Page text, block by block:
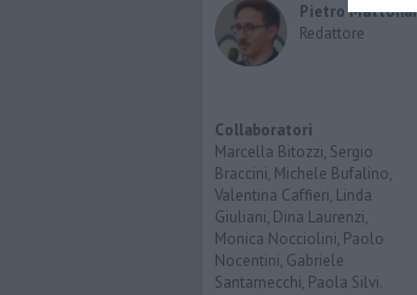
Pietro Mattonai
Redattore
Collaboratori
Marcella Bitozzi, Sergio
Braccini, Michele Bufalino,
Valentina Caffieri, Linda
Giuliani, Dina Laurenzi,
Monica Nocciolini, Paolo
Nocentini, Gabriele
Santarnecchi, Paola Silvi.